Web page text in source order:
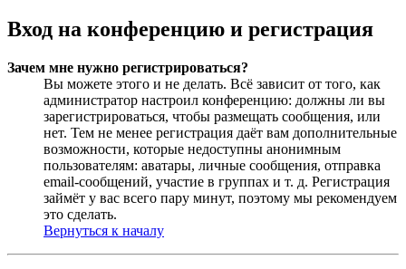
Вход на конференцию и регистрация
Зачем мне нужно регистрироваться?
Вы можете этого и не делать. Всё зависит от того, как
администратор настроил конференцию: должны ли вы
зарегистрироваться, чтобы размещать сообщения, или
нет. Тем не менее регистрация даёт вам дополнительные
возможности, которые недоступны анонимным
пользователям: аватары, личные сообщения, отправка
email-сообщений, участие в группах и т. д. Регистрация
займёт у вас всего пару минут, поэтому мы рекомендуем
это сделать.
Вернуться к началу